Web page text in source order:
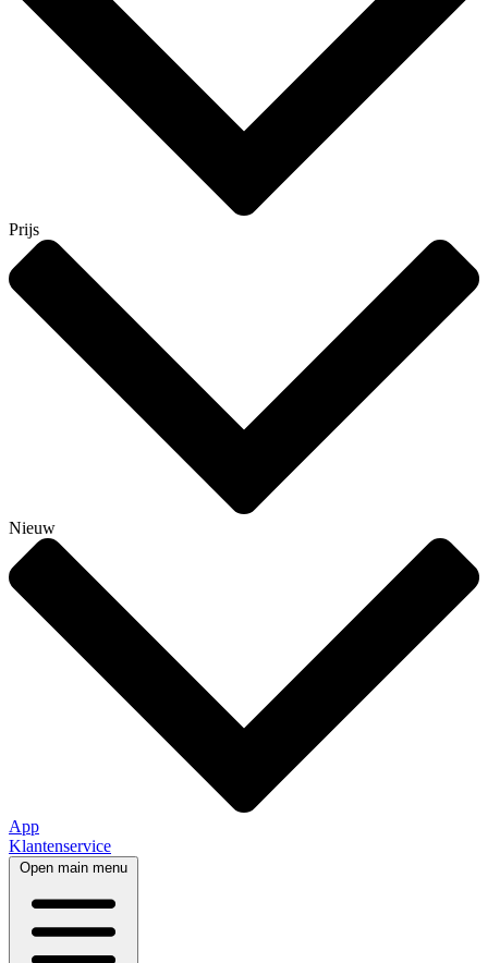
Prijs
Nieuw
App
Klantenservice
Open main menu